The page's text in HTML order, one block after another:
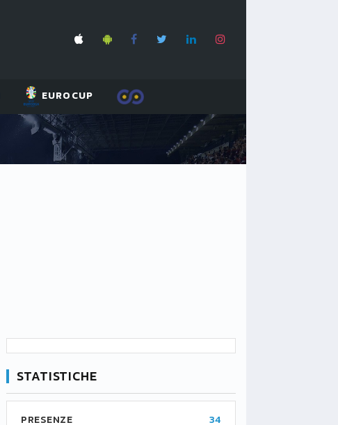
EUROCUP
STATISTICHE
PRESENZE 34